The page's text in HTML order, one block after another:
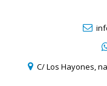
C/ Los Hayones,